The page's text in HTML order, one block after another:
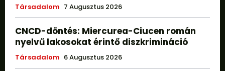
Társadalom 7 Augusztus 2026
CNCD-döntés: Miercurea-Ciucen román
nyelvű lakosokat érintő diszkrimináció
Társadalom 6 Augusztus 2026